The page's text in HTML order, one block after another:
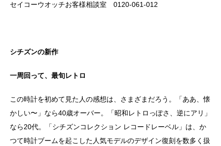
セイコーウオッチお客様相談室 0120-061-012
シチズンの新作
一周回って、最旬レトロ
この時計を初めて見た人の感想は、さまざまだろう。「ああ、懐
かしい〜」なら40歳オーバー。「昭和レトロっぽさ、逆にアリ」
なら20代。「シチズンコレクション レコードレーベル」は、か
つて時計ブームを起こした人気モデルのデザイン復刻を数多く扱